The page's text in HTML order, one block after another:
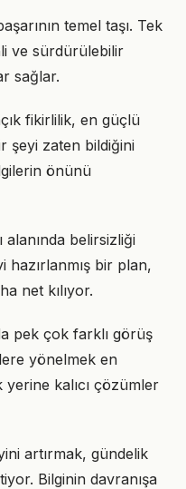
temel taşı. Tek
ve sürdürülebilir
sağlar.
fikirlilik, en güçlü
şeyi zaten bildiğini
önünü
alanında belirsizliği
hazırlanmış bir plan,
net kılıyor.
pek çok farklı görüş
yönelmek en
yerine kalıcı çözümler
artırmak, gündelik
Bilginin davranışa